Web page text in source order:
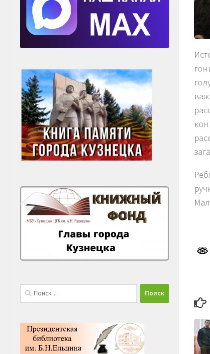
Найти: